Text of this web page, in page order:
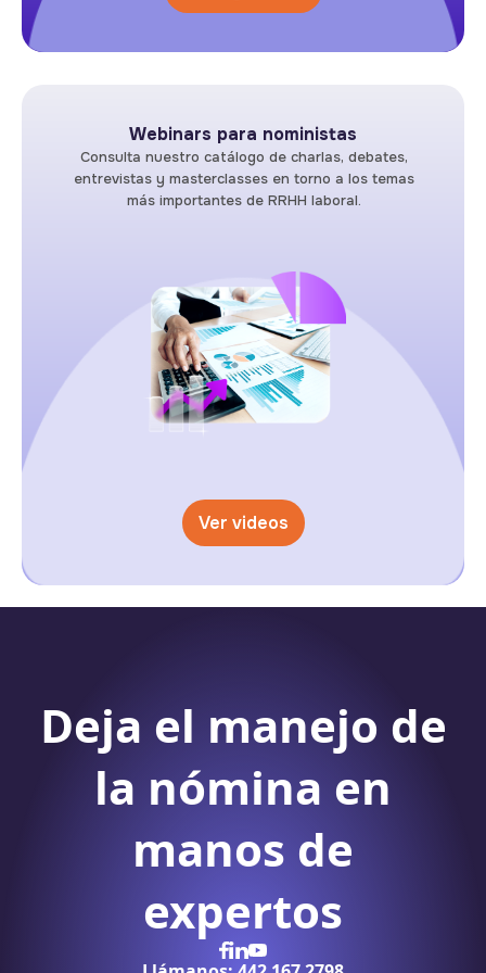
Webinars para noministas
Consulta nuestro catálogo de charlas, debates,
entrevistas y masterclasses en torno a los temas
más importantes de RRHH laboral.
Ver videos
Deja el manejo de
la nómina en
manos de
expertos